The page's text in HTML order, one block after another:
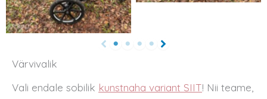
Värvivalik
Vali endale sobilik kunstnaha variant SIIT! Nii teame,